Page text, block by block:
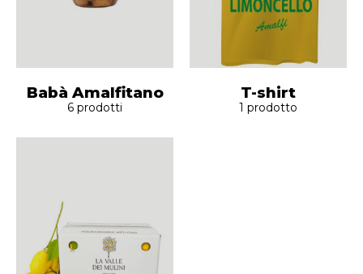
Babà Amalfitano
6 prodotti
T-shirt
1 prodotto